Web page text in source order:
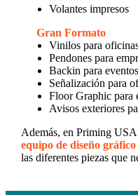
Volantes impresos
Gran Formato
Vinilos para
Pendones para
Backin para eventos
Señalización para
Floor Graphic para
Avisos exteriores
Además, en Priming
equipo de diseño gráfico
las diferentes piezas que